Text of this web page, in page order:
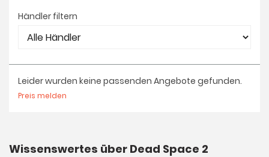
Händler filtern
Leider wurden keine passenden Angebote gefunden.
Preis melden
Wissenswertes über Dead Space 2